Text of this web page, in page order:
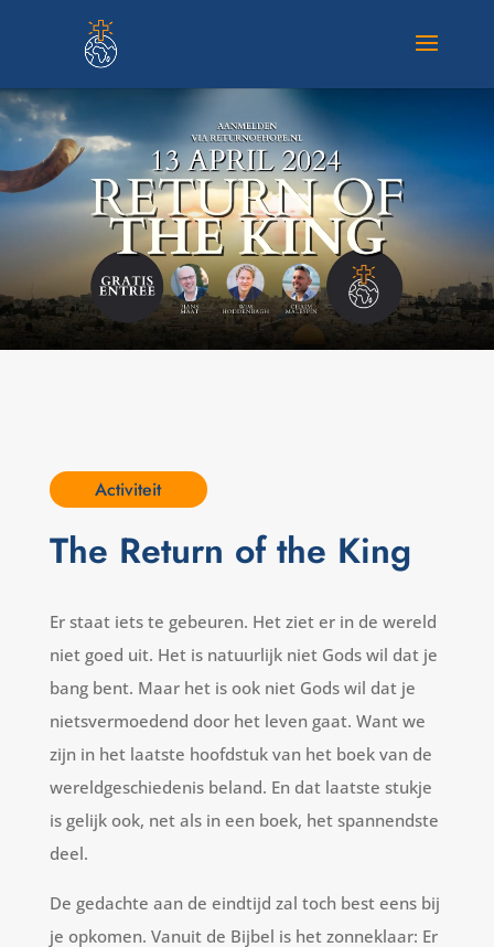
Activiteit
The Return of the King
Er staat iets te gebeuren. Het ziet er in de wereld
niet goed uit. Het is natuurlijk niet Gods wil dat je
bang bent. Maar het is ook niet Gods wil dat je
nietsvermoedend door het leven gaat. Want we
zijn in het laatste hoofdstuk van het boek van de
wereldgeschiedenis beland. En dat laatste stukje
is gelijk ook, net als in een boek, het spannendste
deel.
De gedachte aan de eindtijd zal toch best eens bij
je opkomen. Vanuit de Bijbel is het zonneklaar: Er